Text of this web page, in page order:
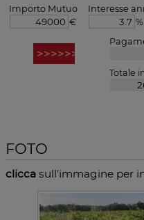
Importo Mutuo
€
Interesse
%
Totale
FOTO
clicca sull'immagine per